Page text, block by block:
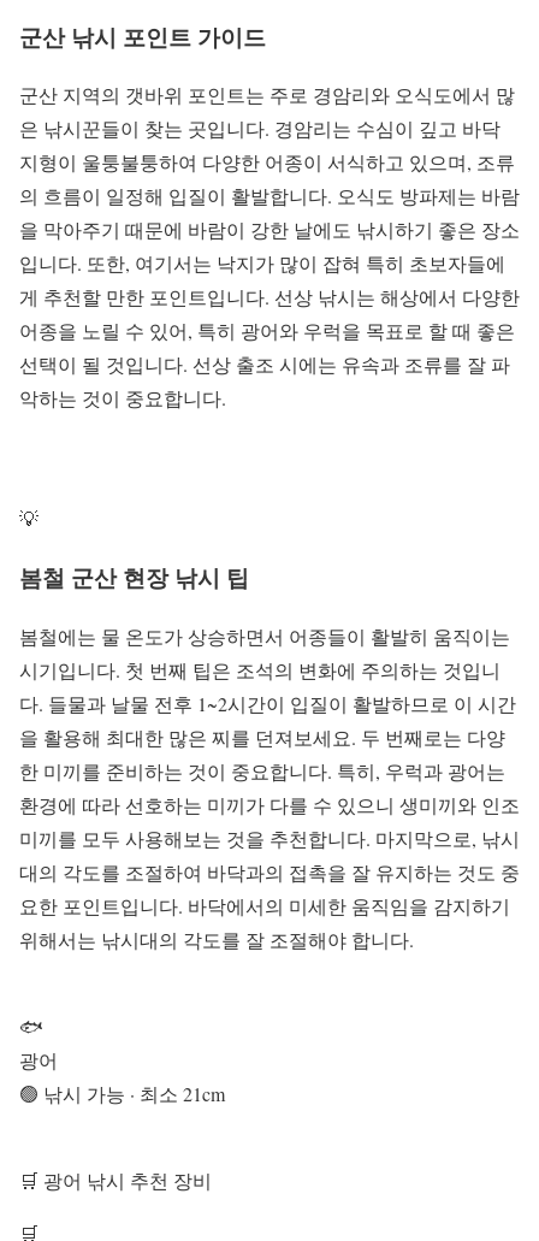
군산 낚시 포인트 가이드
군산 지역의 갯바위 포인트는 주로 경암리와 오식도에서 많
은 낚시꾼들이 찾는 곳입니다. 경암리는 수심이 깊고 바닥
지형이 울퉁불퉁하여 다양한 어종이 서식하고 있으며, 조류
의 흐름이 일정해 입질이 활발합니다. 오식도 방파제는 바람
을 막아주기 때문에 바람이 강한 날에도 낚시하기 좋은 장소
입니다. 또한, 여기서는 낙지가 많이 잡혀 특히 초보자들에
게 추천할 만한 포인트입니다. 선상 낚시는 해상에서 다양한
어종을 노릴 수 있어, 특히 광어와 우럭을 목표로 할 때 좋은
선택이 될 것입니다. 선상 출조 시에는 유속과 조류를 잘 파
악하는 것이 중요합니다.
💡
봄철 군산 현장 낚시 팁
봄철에는 물 온도가 상승하면서 어종들이 활발히 움직이는
시기입니다. 첫 번째 팁은 조석의 변화에 주의하는 것입니
다. 들물과 날물 전후 1~2시간이 입질이 활발하므로 이 시간
을 활용해 최대한 많은 찌를 던져보세요. 두 번째로는 다양
한 미끼를 준비하는 것이 중요합니다. 특히, 우럭과 광어는
환경에 따라 선호하는 미끼가 다를 수 있으니 생미끼와 인조
미끼를 모두 사용해보는 것을 추천합니다. 마지막으로, 낚시
대의 각도를 조절하여 바닥과의 접촉을 잘 유지하는 것도 중
요한 포인트입니다. 바닥에서의 미세한 움직임을 감지하기
위해서는 낚시대의 각도를 잘 조절해야 합니다.
🐟
광어
🟢 낚시 가능 · 최소 21cm
🛒 광어 낚시 추천 장비
🛒